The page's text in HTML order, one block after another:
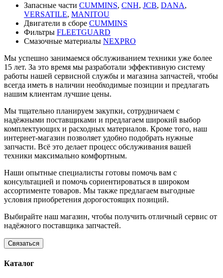
Запасные части CUMMINS, CNH, JCB, DANA,
VERSATILE, MANITOU
Двигатели в сборе CUMMINS
Фильтры FLEETGUARD
Смазочные материалы NEXPRO
Мы успешно занимаемся обслуживанием техники уже более
15 лет. За это время мы разработали эффективную систему
работы нашей сервисной службы и магазина запчастей, чтобы
всегда иметь в наличии необходимые позиции и предлагать
нашим клиентам лучшие цены.
Мы тщательно планируем закупки, сотрудничаем с
надёжными поставщиками и предлагаем широкий выбор
комплектующих и расходных материалов. Кроме того, наш
интернет-магазин позволяет удобно подобрать нужные
запчасти. Всё это делает процесс обслуживания вашей
техники максимально комфортным.
Наши опытные специалисты готовы помочь вам с
консультацией и помочь сориентироваться в широком
ассортименте товаров. Мы также предлагаем выгодные
условия приобретения дорогостоящих позиций.
Выбирайте наш магазин, чтобы получить отличный сервис от
надёжного поставщика запчастей.
Связаться
Каталог